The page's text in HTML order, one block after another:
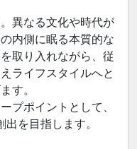
異なる文化や時代が
内側に眠る本質的な
取り入れながら、従
ライフスタイルへと
す。
プポイントとして、
を目指します。